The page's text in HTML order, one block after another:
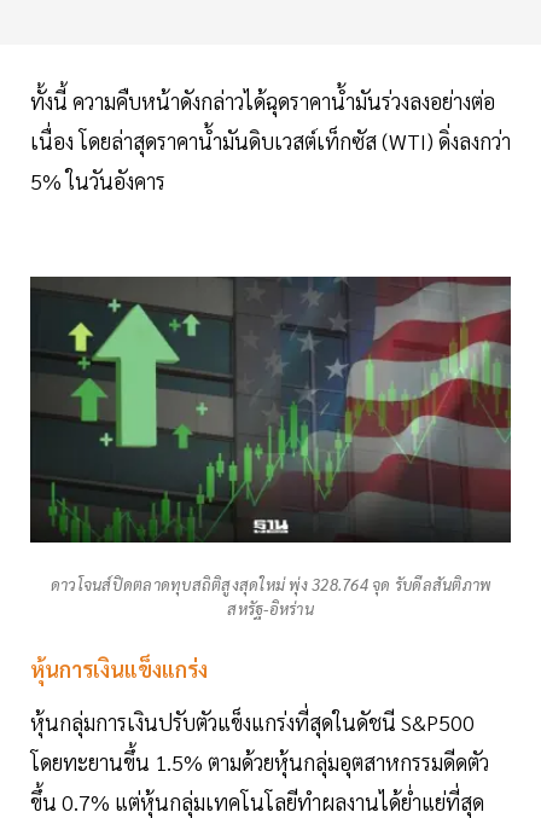
ทั้งนี้ ความคืบหน้าดังกล่าวได้ฉุดราคาน้ำมันร่วงลงอย่างต่อ
เนื่อง โดยล่าสุดราคาน้ำมันดิบเวสต์เท็กซัส (WTI) ดิ่งลงกว่า
5% ในวันอังคาร
ดาวโจนส์ปิดตลาดทุบสถิติสูงสุดใหม่ พุ่ง 328.764 จุด รับดีลสันติภาพ
สหรัฐ-อิหร่าน
หุ้นการเงินแข็งแกร่ง
หุ้นกลุ่มการเงินปรับตัวแข็งแกร่งที่สุดในดัชนี S&P500
โดยทะยานขึ้น 1.5% ตามด้วยหุ้นกลุ่มอุตสาหกรรมดีดตัว
ขึ้น 0.7% แต่หุ้นกลุ่มเทคโนโลยีทำผลงานได้ย่ำแย่ที่สุด